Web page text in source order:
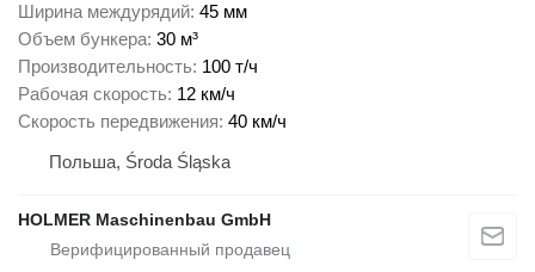
Ширина междурядий 45 мм
Объем бункера 30 м³
Производительность 100 т/ч
Рабочая скорость 12 км/ч
Скорость передвижения 40 км/ч
Польша, Środa Śląska
HOLMER Maschinenbau GmbH